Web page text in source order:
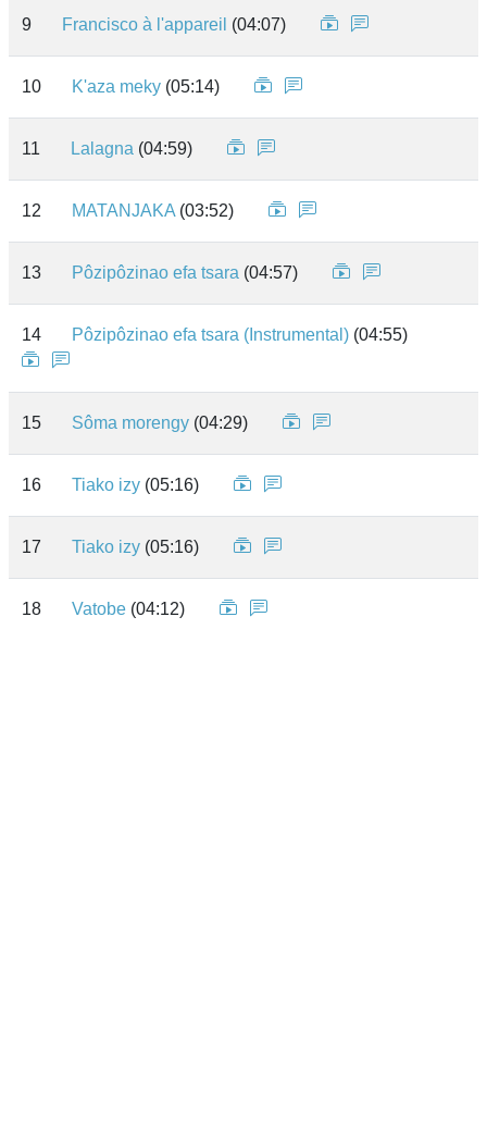
9 Francisco à l'appareil (04:07)
10 K'aza meky (05:14)
11 Lalagna (04:59)
12 MATANJAKA (03:52)
13 Pôzipôzinao efa tsara (04:57)
14 Pôzipôzinao efa tsara (Instrumental) (04:55)
15 Sôma morengy (04:29)
16 Tiako izy (05:16)
17 Tiako izy (05:16)
18 Vatobe (04:12)